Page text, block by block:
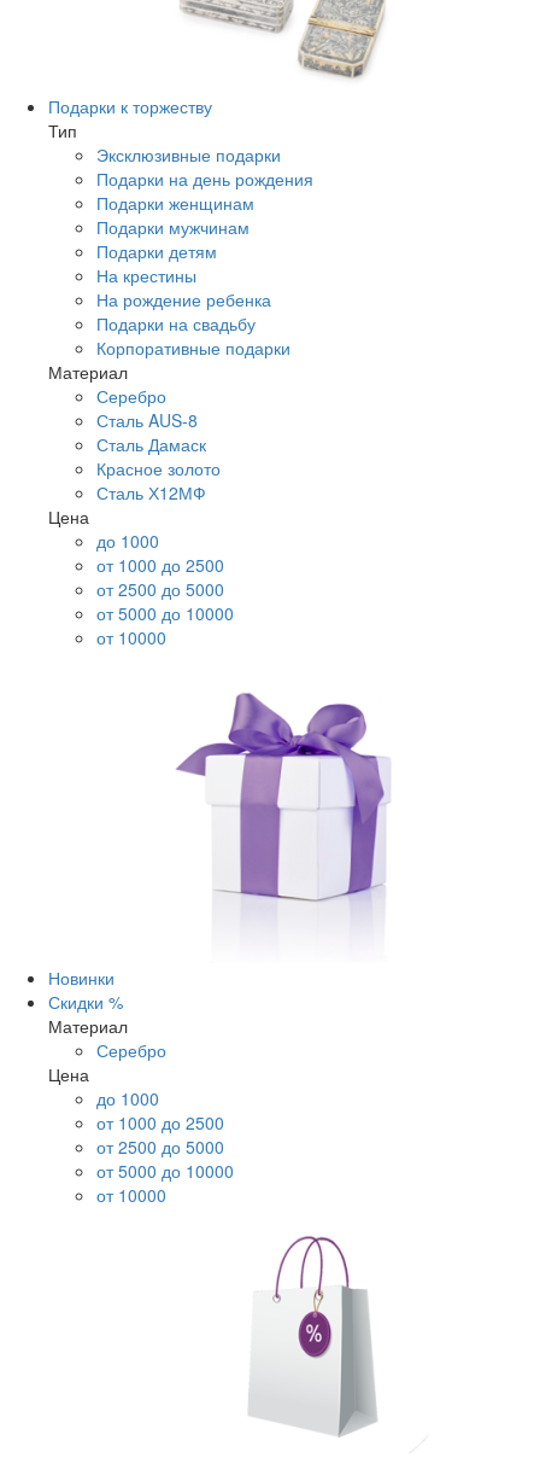
Подарки к торжеству
Тип
Эксклюзивные подарки
Подарки на день рождения
Подарки женщинам
Подарки мужчинам
Подарки детям
На крестины
На рождение ребенка
Подарки на свадьбу
Корпоративные подарки
Материал
Серебро
Сталь AUS-8
Сталь Дамаск
Красное золото
Сталь Х12МФ
Цена
до 1000
от 1000 до 2500
от 2500 до 5000
от 5000 до 10000
от 10000
Новинки
Скидки %
Материал
Серебро
Цена
до 1000
от 1000 до 2500
от 2500 до 5000
от 5000 до 10000
от 10000